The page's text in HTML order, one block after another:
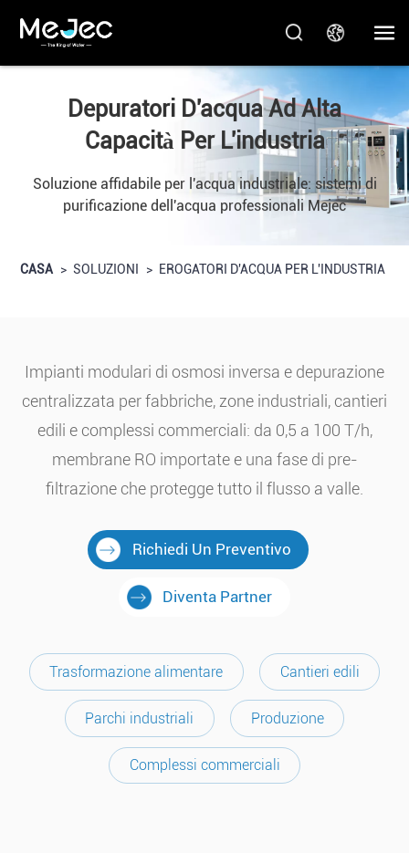
Depuratori D'acqua Ad Alta
Capacità Per L'industria
Soluzione affidabile per l'acqua industriale: sistemi di
purificazione dell'acqua professionali Mejec
CASA > SOLUZIONI > EROGATORI D'ACQUA PER L'INDUSTRIA
Impianti modulari di osmosi inversa e depurazione
centralizzata per fabbriche, zone industriali, cantieri
edili e complessi commerciali: da 0,5 a 100 T/h,
membrane RO importate e una fase di pre-
filtrazione che protegge tutto il flusso a valle.
Richiedi Un Preventivo
Diventa Partner
Trasformazione alimentare Cantieri edili
Parchi industriali Produzione
Complessi commerciali